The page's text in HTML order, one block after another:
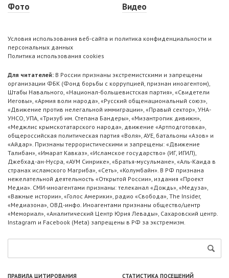
Фото
Видео
Условия использования веб-сайта и политика конфиденциальности и
персональных данных
Политика использования cookies
Для читателей: В России признаны экстремистскими и запрещены
организации ФБК (Фонд борьбы с коррупцией, признан иноагентом),
Штабы Навального, «Национал-большевистская партия», «Свидетели
Иеговы», «Армия воли народа», «Русский общенациональный союз»,
«Движение против нелегальной иммиграции», «Правый сектор», УНА-
УНСО, УПА, «Тризуб им. Степана Бандеры», «Мизантропик дивижн»,
«Меджлис крымскотатарского народа», движение «Артподготовка»,
общероссийская политическая партия «Воля», АУЕ, батальоны «Азов» и
«Айдар». Признаны террористическими и запрещены: «Движение
Талибан», «Имарат Кавказ», «Исламское государство» (ИГ, ИГИЛ),
Джебхад-ан-Нусра, «АУМ Синрике», «Братья-мусульмане», «Аль-Каида в
странах исламского Магриба», «Сеть», «Колумбайн». В РФ признана
нежелательной деятельность «Открытой России», издания «Проект
Медиа». СМИ-иноагентами признаны: телеканал «Дождь», «Медуза»,
«Важные истории», «Голос Америки», радио «Свобода», The Insider,
«Медиазона», ОВД-инфо. Иноагентами признаны общество/центр
«Мемориал», «Аналитический Центр Юрия Левады», Сахаровский центр.
Instagram и Facebook (Metа) запрещены в РФ за экстремизм.
ПРАВИЛА ЦИТИРОВАНИЯ СТАТИСТИКА ПОСЕЩЕНИЙ